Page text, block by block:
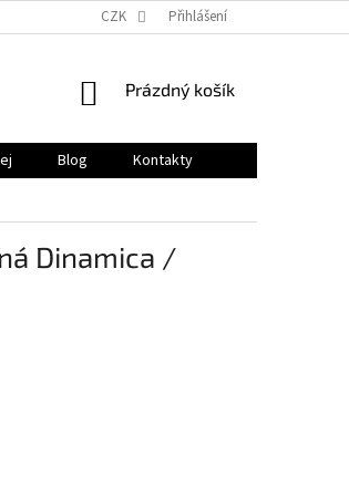
CZK Přihlášení
NÁKUPNÍ
Prázdný košík
Blog
Kontakty
Dinamica /